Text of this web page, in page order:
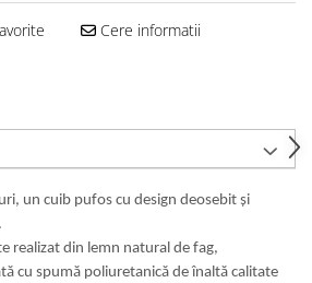
Cere informatii
un cuib pufos cu design deosebit și
realizat din lemn natural de fag,
cu spumă poliuretanică de înaltă calitate